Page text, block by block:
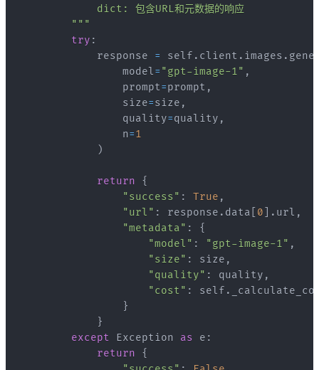
        """
try :
            response
= self . client . images .
                model
= "gpt-image-1" ,
                prompt
=prompt ,
                size
=size ,
                quality
=quality ,
                n
=1
)
return
{
"success" : True ,
"url" : response . data 0 . url ,
"metadata" :
{
"model" : "gpt-image-1" ,
"size" : size ,
"quality" : quality ,
"cost" : self .
}
}
except Exception as e :
return
{